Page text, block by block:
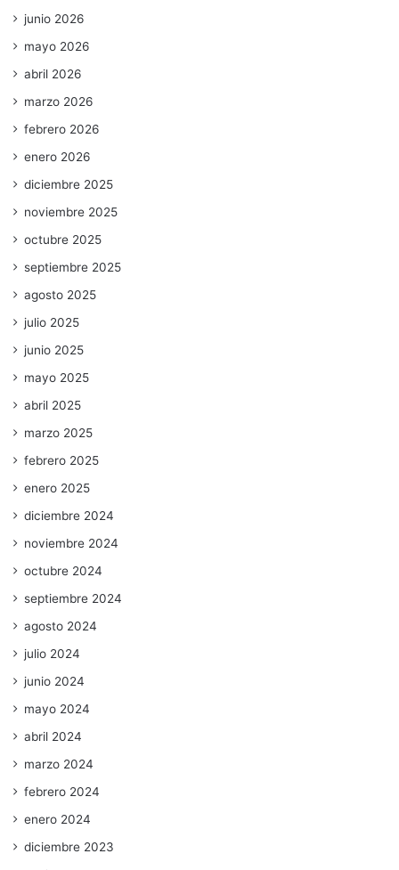
junio 2026
mayo 2026
abril 2026
marzo 2026
febrero 2026
enero 2026
diciembre 2025
noviembre 2025
octubre 2025
septiembre 2025
agosto 2025
julio 2025
junio 2025
mayo 2025
abril 2025
marzo 2025
febrero 2025
enero 2025
diciembre 2024
noviembre 2024
octubre 2024
septiembre 2024
agosto 2024
julio 2024
junio 2024
mayo 2024
abril 2024
marzo 2024
febrero 2024
enero 2024
diciembre 2023